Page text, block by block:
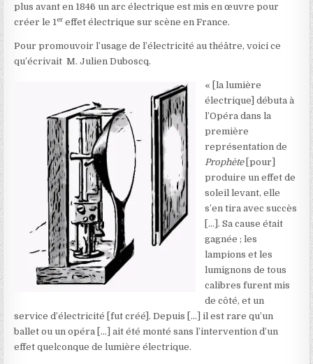
plus avant en 1846 un arc électrique est mis en œuvre pour
créer le 1 er effet électrique sur scène en France.
Pour promouvoir l’usage de l’électricité au théâtre, voici ce
qu’écrivait M. Julien Duboscq.
« [la lumière
électrique] débuta à
l’Opéra dans la
première
représentation de
Prophète[pour]
produire un effet de
soleil levant, elle
s’en tira avec succès
[…]. Sa cause était
gagnée ; les
lampions et les
lumignons de tous
calibres furent mis
de côté, et un
service d’électricité [fut créé]. Depuis […] il est rare qu’un
ballet ou un opéra […] ait été monté sans l’intervention d’un
effet quelconque de lumière électrique.